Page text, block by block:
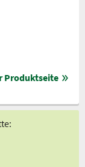
Produktseite